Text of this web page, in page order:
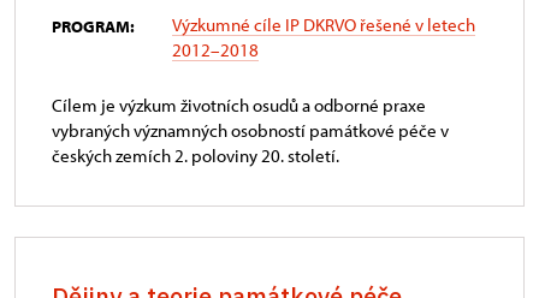
PROGRAM:
Výzkumné cíle IP DKRVO řešené v letech
2012–2018
Cílem je výzkum životních osudů a odborné praxe
vybraných významných osobností památkové péče v
českých zemích 2. poloviny 20. století.